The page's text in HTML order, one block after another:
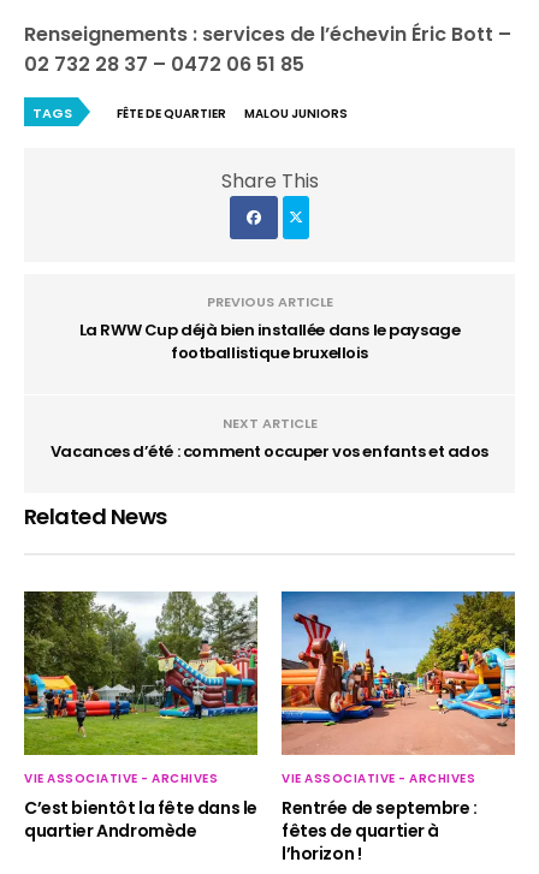
Renseignements : services de l’échevin Éric Bott –
02 732 28 37 – 0472 06 51 85
TAGS FÊTE DE QUARTIER MALOU JUNIORS
Share This
PREVIOUS ARTICLE
La RWW Cup déjà bien installée dans le paysage
footballistique bruxellois
NEXT ARTICLE
Vacances d’été : comment occuper vos enfants et ados
Related News
VIE ASSOCIATIVE - ARCHIVES
C’est bientôt la fête dans le
quartier Andromède
VIE ASSOCIATIVE - ARCHIVES
Rentrée de septembre :
fêtes de quartier à
l’horizon !